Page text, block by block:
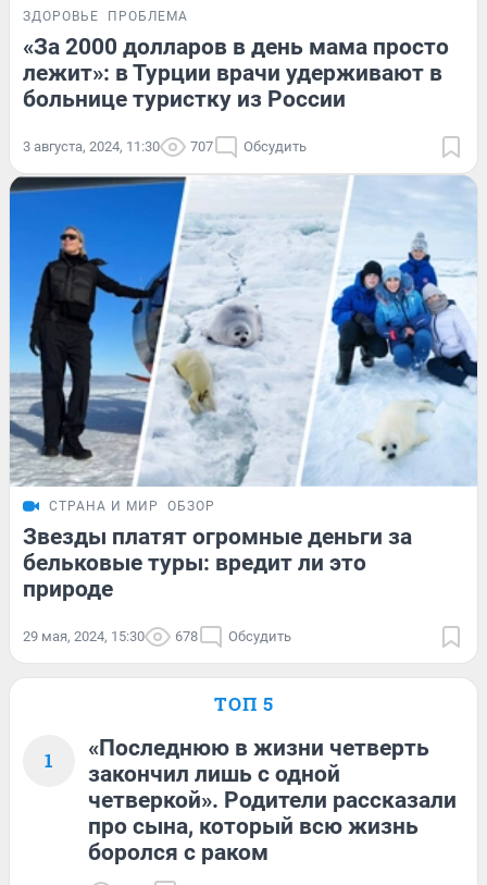
ЗДОРОВЬЕ ПРОБЛЕМА
«За 2000 долларов в день мама просто
лежит»: в Турции врачи удерживают в
больнице туристку из России
3 августа, 2024, 11:30 707 Обсудить
СТРАНА И МИР ОБЗОР
Звезды платят огромные деньги за
бельковые туры: вредит ли это
природе
29 мая, 2024, 15:30 678 Обсудить
ТОП 5
1
«Последнюю в жизни четверть
закончил лишь с одной
четверкой». Родители рассказали
про сына, который всю жизнь
боролся с раком